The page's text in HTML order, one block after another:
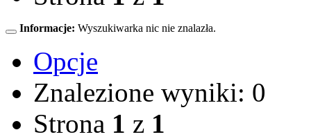
Informacje: Wyszukiwarka nic nie znalazła.
Opcje
Znalezione wyniki: 0
Strona 1 z 1